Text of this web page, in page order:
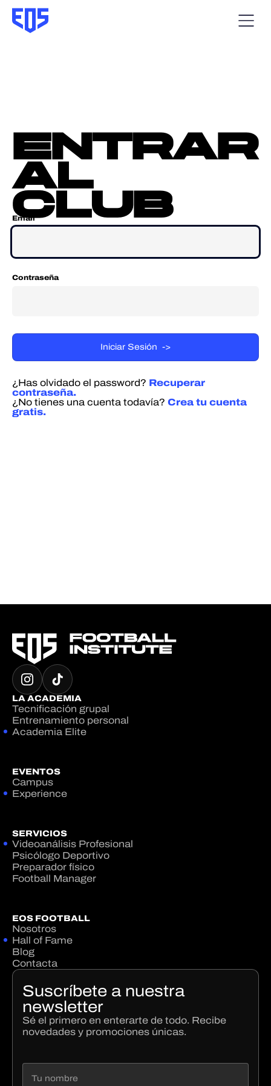
entrar
al
club
Email
Contraseña
¿Has olvidado el password? Recuperar
contraseña.
¿No tienes una cuenta todavía? Crea tu cuenta
gratis.
LA ACADEMIA
Tecnificación grupal
Entrenamiento personal
Academia Elite
EVENTOS
Campus
Experience
SERVICIOS
Videoanálisis Profesional
Psicólogo Deportivo
Preparador físico
Football Manager
EOS FOOTBALL
Nosotros
Hall of Fame
Blog
Contacta
Suscríbete a nuestra
newsletter
Sé el primero en enterarte de todo. Recibe
novedades y promociones únicas.